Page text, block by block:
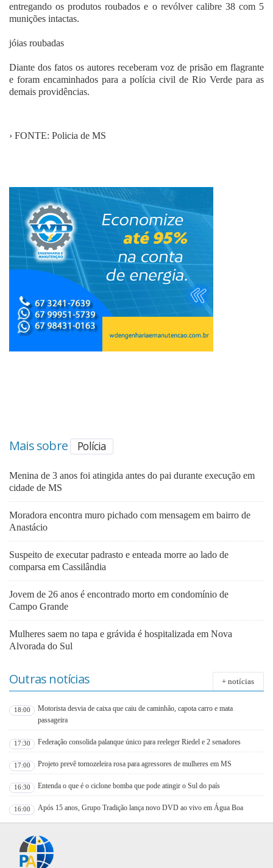
entregando os produtos roubados e o revólver calibre 38 com 5
munições intactas.
jóias roubadas
Diante dos fatos os autores receberam voz de prisão em flagrante
e foram encaminhados para a polícia civil de Rio Verde para as
demais providências.
› FONTE: Policia de MS
Mais sobre Polícia
Menina de 3 anos foi atingida antes do pai durante execução em
cidade de MS
Moradora encontra muro pichado com mensagem em bairro de
Anastácio
Suspeito de executar padrasto e enteada morre ao lado de
comparsa em Cassilândia
Jovem de 26 anos é encontrado morto em condomínio de
Campo Grande
Mulheres saem no tapa e grávida é hospitalizada em Nova
Alvorada do Sul
Outras notícias + notícias
18:00
Motorista desvia de caixa que caiu de caminhão, capota carro e mata
passageira
17:30 Federação consolida palanque único para reeleger Riedel e 2 senadores
17:00 Projeto prevê tornozeleira rosa para agressores de mulheres em MS
16:30 Entenda o que é o ciclone bomba que pode atingir o Sul do país
16:00 Após 15 anos, Grupo Tradição lança novo DVD ao vivo em Água Boa